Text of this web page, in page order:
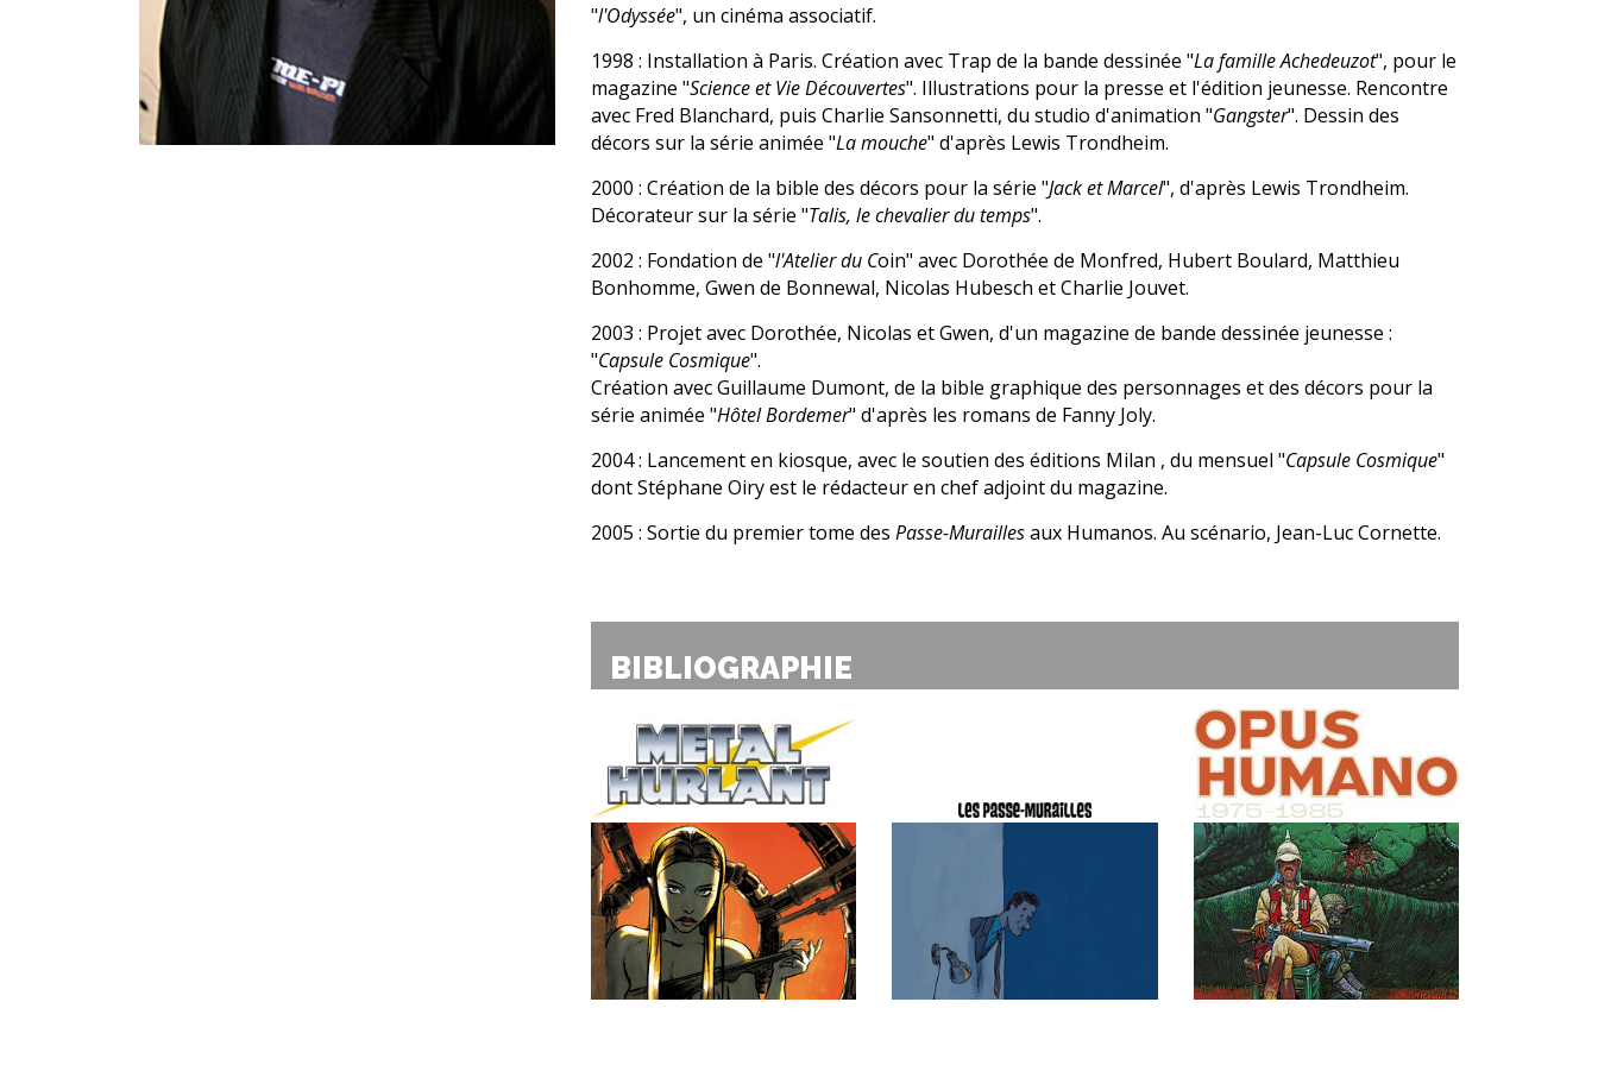
"l'Odyssée", un cinéma associatif.
1998 : Installation à Paris. Création avec Trap de la bande dessinée "La famille Achedeuzot", pour le
magazine "Science et Vie Découvertes". Illustrations pour la presse et l'édition jeunesse. Rencontre
avec Fred Blanchard, puis Charlie Sansonnetti, du studio d'animation "Gangster". Dessin des
décors sur la série animée "La mouche" d'après Lewis Trondheim.
2000 : Création de la bible des décors pour la série "Jack et Marcel", d'après Lewis Trondheim.
Décorateur sur la série "Talis, le chevalier du temps".
2002 : Fondation de "l'Atelier du Coin" avec Dorothée de Monfred, Hubert Boulard, Matthieu
Bonhomme, Gwen de Bonnewal, Nicolas Hubesch et Charlie Jouvet.
2003 : Projet avec Dorothée, Nicolas et Gwen, d'un magazine de bande dessinée jeunesse :
"Capsule Cosmique".
Création avec Guillaume Dumont, de la bible graphique des personnages et des décors pour la
série animée "Hôtel Bordemer" d'après les romans de Fanny Joly.
2004: Lancement en kiosque, avec le soutien des éditions Milan , du mensuel "Capsule Cosmique"
dont Stéphane Oiryest le rédacteur en chef adjoint du magazine.
2005 : Sortie du premier tome des Passe-Muraillesaux Humanos. Au scénario, Jean-Luc Cornette.
BIBLIOGRAPHIE